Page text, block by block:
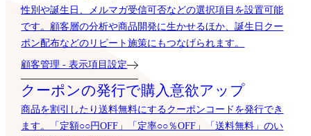
性別や誕生日、メルマガ受信可否などの選択項目を設置可能
です。顧客層の分析や商品開発に生かせるほか、誕生日クー
ポン配布などのリピート施策にもつなげられます。
顧客管理 - 表示項目設定
クーポンの発行で購入意欲アップ
商品を割引したり送料無料にするクーポンコードを発行でき
ます。「定額○○円OFF」「定率○○％OFF」「送料無料」のい